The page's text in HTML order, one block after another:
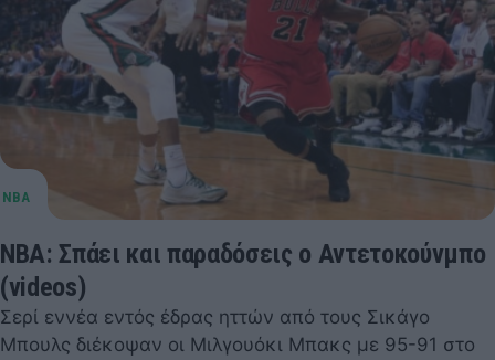
NBA: Σπάει και παραδόσεις ο Αντετοκούνμπο
(videos)
Σερί εννέα εντός έδρας ηττών από τους Σικάγο
Μπουλς διέκοψαν οι Μιλγουόκι Μπακς με 95-91 στο